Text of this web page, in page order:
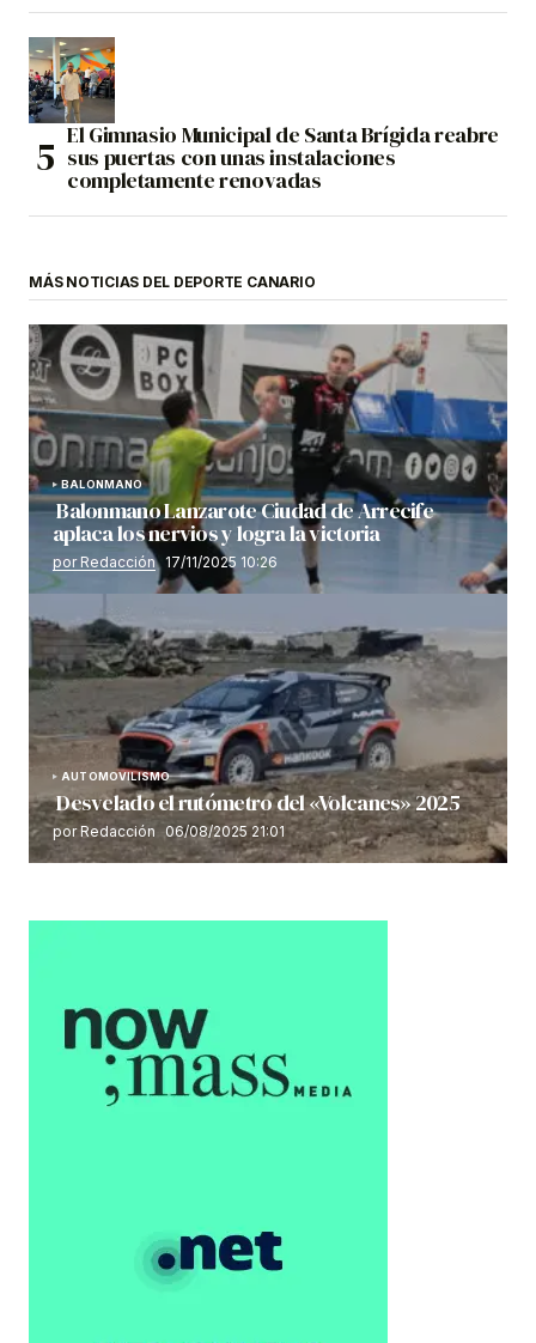
El Gimnasio Municipal de Santa Brígida reabre
sus puertas con unas instalaciones
completamente renovadas
MÁS NOTICIAS DEL DEPORTE CANARIO
BALONMANO
Balonmano Lanzarote Ciudad de Arrecife
aplaca los nervios y logra la victoria
por Redacción 17/11/2025 10:26
AUTOMOVILISMO
Desvelado el rutómetro del «Volcanes» 2025
por Redacción 06/08/2025 21:01